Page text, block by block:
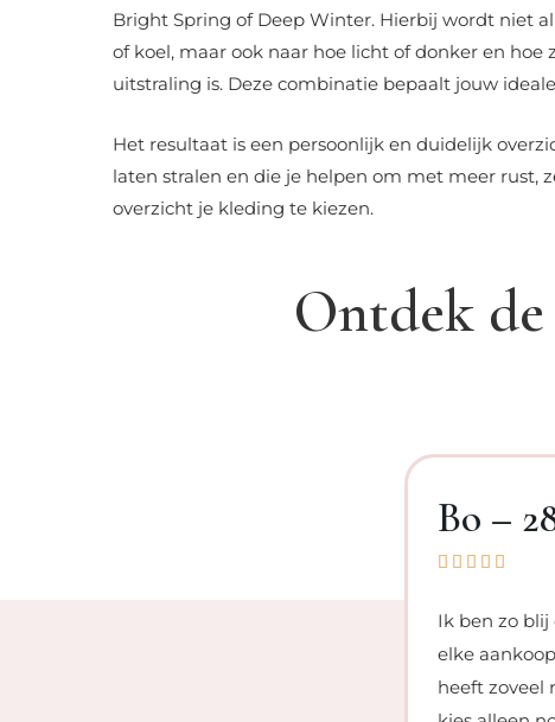
Bright Spring of Deep Winter. Hierbij wordt niet
of koel, maar ook naar hoe licht of donker en hoe
uitstraling is. Deze combinatie bepaalt jouw
Het resultaat is een persoonlijk en duidelijk
laten stralen en die je helpen om met meer rust,
overzicht je kleding te kiezen.
Ontdek de
Bo –
    
Ik ben zo
elke
heeft zoveel